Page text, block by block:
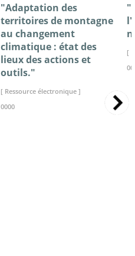
"Adaptation des
territoires de montagne
au changement
climatique : état des
lieux des actions et
outils."
[ Ressource électronique ]
0000
[